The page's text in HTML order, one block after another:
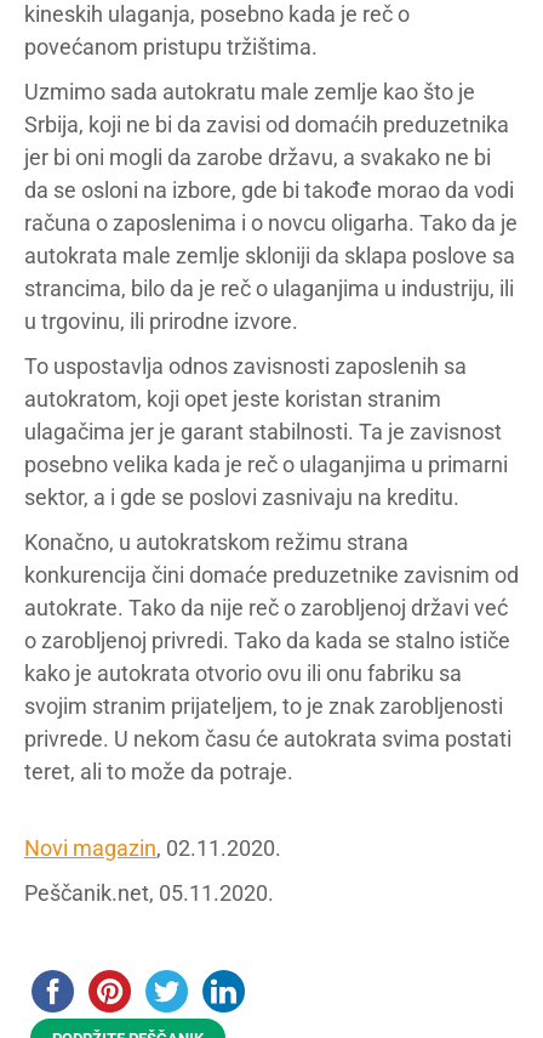
kineskih ulaganja, posebno kada je reč o
povećanom pristupu tržištima.
Uzmimo sada autokratu male zemlje kao što je
Srbija, koji ne bi da zavisi od domaćih preduzetnika
jer bi oni mogli da zarobe državu, a svakako ne bi
da se osloni na izbore, gde bi takođe morao da vodi
računa o zaposlenima i o novcu oligarha. Tako da je
autokrata male zemlje skloniji da sklapa poslove sa
strancima, bilo da je reč o ulaganjima u industriju, ili
u trgovinu, ili prirodne izvore.
To uspostavlja odnos zavisnosti zaposlenih sa
autokratom, koji opet jeste koristan stranim
ulagačima jer je garant stabilnosti. Ta je zavisnost
posebno velika kada je reč o ulaganjima u primarni
sektor, a i gde se poslovi zasnivaju na kreditu.
Konačno, u autokratskom režimu strana
konkurencija čini domaće preduzetnike zavisnim od
autokrate. Tako da nije reč o zarobljenoj državi već
o zarobljenoj privredi. Tako da kada se stalno ističe
kako je autokrata otvorio ovu ili onu fabriku sa
svojim stranim prijateljem, to je znak zarobljenosti
privrede. U nekom času će autokrata svima postati
teret, ali to može da potraje.
Novi magazin, 02.11.2020.
Peščanik.net, 05.11.2020.